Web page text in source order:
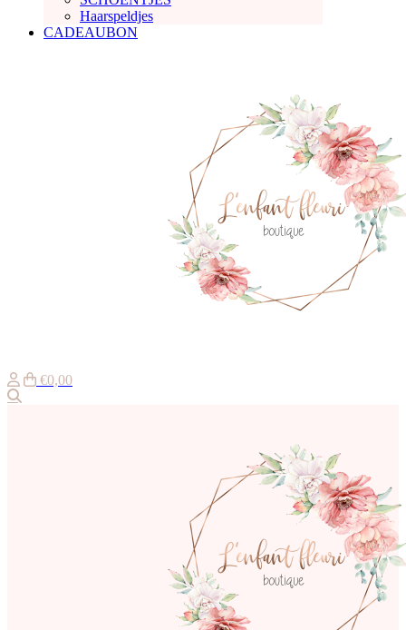
Haarspeldjes
CADEAUBON
€0,00